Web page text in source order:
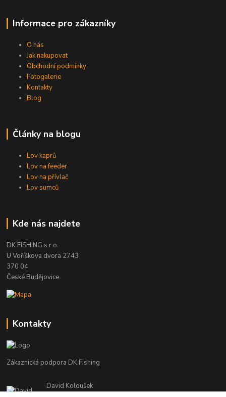
Informace pro zákazníky
O nás
Jak nakupovat
Obchodní podmínky
Fotogalerie
Kontakty
Blog
Články na blogu
Lov kaprů
Lov na feeder
Lov na přívlač
Lov sumců
Kde nás najdete
DK FISHING s.r.o.
U Voříškova dvora 2743
370 04
České Budějovice
Kontakty
Zákaznická podpora DK Fishing
David Koloušek